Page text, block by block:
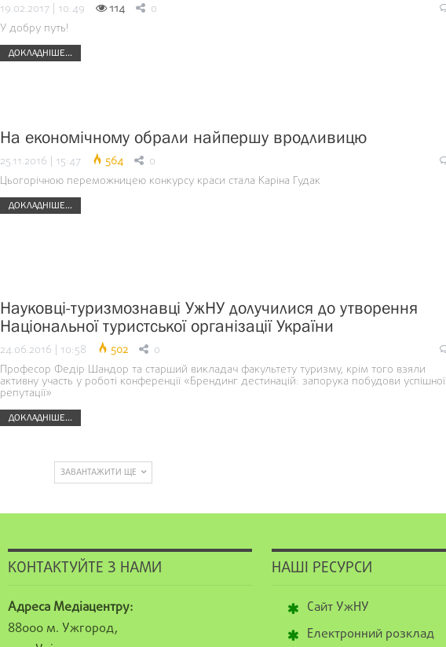
19.02.2017 | 10:49 114 0
У добру путь!
ДОКЛАДНІШЕ...
На економічному обрали найпершу вродливицю
25.11.2016 | 15:47 564 0
Цьогорічною переможницею конкурсу краси стала Каріна Гудак
ДОКЛАДНІШЕ...
Науковці-туризмознавці УжНУ долучилися до утворення
Національної туристської організації України
24.06.2016 | 10:58 502 0
Професор Федір Шандор та старший викладач факультету туризму, крім того взяли
активну участь у роботі конференції «Брендинг дестинацій: запорука побудови успішної
репутації»
ДОКЛАДНІШЕ...
ЗАВАНТАЖИТИ ЩЕ
КОНТАКТУЙТЕ З НАМИ
Адреса Медіацентру:
88000 м. Ужгород,
НАШІ РЕСУРСИ
Сайт УжНУ
Електронний розклад